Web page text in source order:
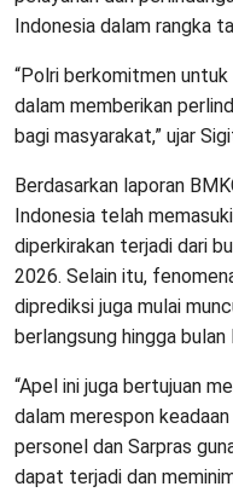
Indonesia dalam rangka
“Polri berkomitmen
dalam memberikan
bagi masyarakat,” ujar
Berdasarkan laporan
Indonesia telah
diperkirakan terjadi dari
2026. Selain itu,
diprediksi juga mulai
berlangsung hingga bulan
“Apel ini juga bertujuan
dalam merespon
personel dan Sarpras
dapat terjadi dan